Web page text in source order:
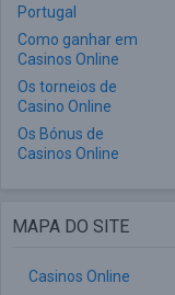
Portugal
Como ganhar em
Casinos Online
Os torneios de
Casino Online
Os Bónus de
Casinos Online
MAPA DO SITE
Casinos Online